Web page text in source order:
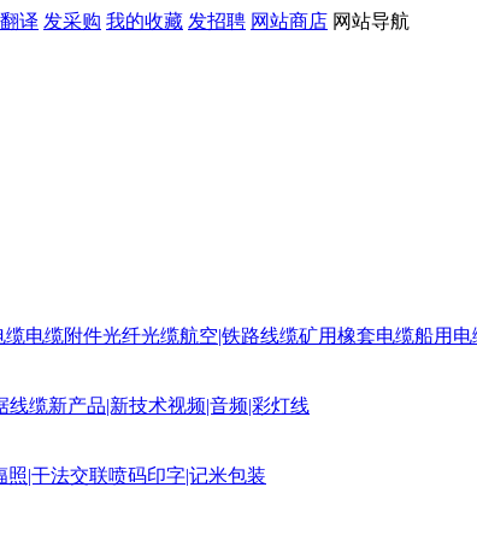
译 发采购 我的收藏 发招聘 网站商店 网站导航
缆电缆附件光纤光缆航空|铁路线缆矿用橡套电缆船用电
线缆新产品|新技术视频|音频|彩灯线
照|干法交联喷码印字|记米包装